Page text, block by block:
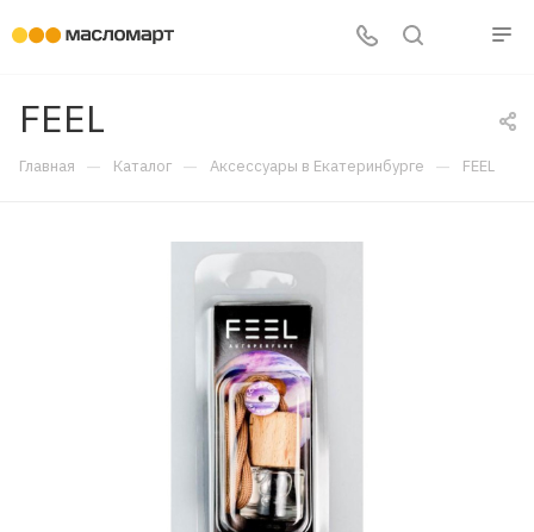
FEEL
Главная — Каталог — Аксессуары в Екатеринбурге — FEEL